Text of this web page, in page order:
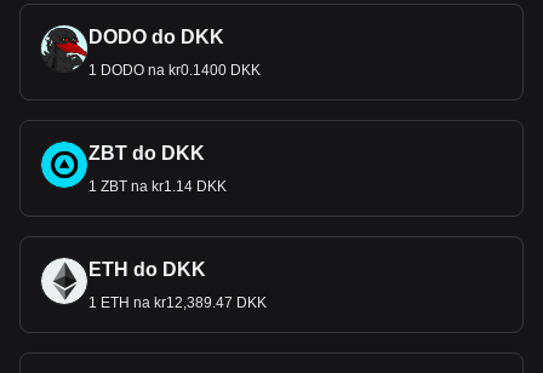
DODO do DKK
1 DODO na kr0.1400 DKK
ZBT do DKK
1 ZBT na kr1.14 DKK
ETH do DKK
1 ETH na kr12,389.47 DKK